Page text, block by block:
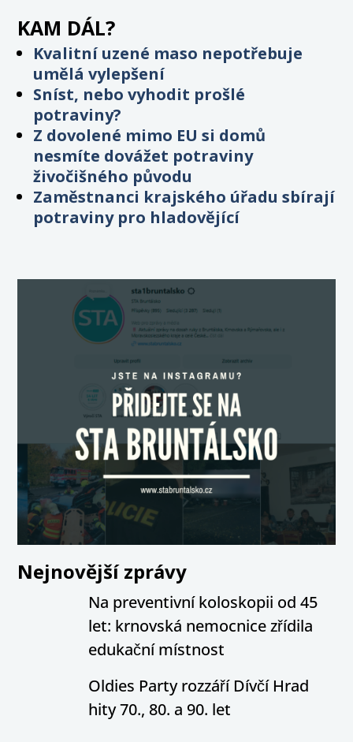
KAM DÁL?
Kvalitní uzené maso nepotřebuje
umělá vylepšení
Sníst, nebo vyhodit prošlé
potraviny?
Z dovolené mimo EU si domů
nesmíte dovážet potraviny
živočišného původu
Zaměstnanci krajského úřadu sbírají
potraviny pro hladovějící
Nejnovější zprávy
Na preventivní koloskopii od 45
let: krnovská nemocnice zřídila
edukační místnost
Oldies Party rozzáří Dívčí Hrad
hity 70., 80. a 90. let